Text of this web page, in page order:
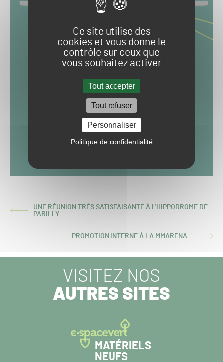
Ce site utilise des
cookies et vous donne le
contrôle sur ceux que
vous souhaitez activer
Tout accepter
Tout refuser
Personnaliser
Politique de confidentialité
ARTICLE
UNE RÉUNION TRÈS SATISFAISANTE À L'HIPPODROME DE
PARILLY
ARTICLE
PROMOTION INTERNE À LA MMARENA
VISITEZ NOS
AUTRES SITES
MATÉRIELS
NEUFS